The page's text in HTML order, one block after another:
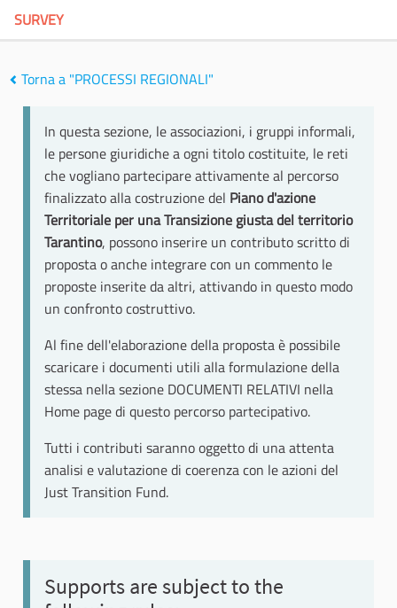
SURVEY
Torna a "PROCESSI REGIONALI"
In questa sezione, le associazioni, i gruppi informali,
le persone giuridiche a ogni titolo costituite, le reti
che vogliano partecipare attivamente al percorso
finalizzato alla costruzione del Piano d'azione
Territoriale per una Transizione giusta del territorio
Tarantino, possono inserire un contributo scritto di
proposta o anche integrare con un commento le
proposte inserite da altri, attivando in questo modo
un confronto costruttivo.
Al fine dell'elaborazione della proposta è possibile
scaricare i documenti utili alla formulazione della
stessa nella sezione DOCUMENTI RELATIVI nella
Home page di questo percorso partecipativo.
Tutti i contributi saranno oggetto di una attenta
analisi e valutazione di coerenza con le azioni del
Just Transition Fund.
Supports are subject to the